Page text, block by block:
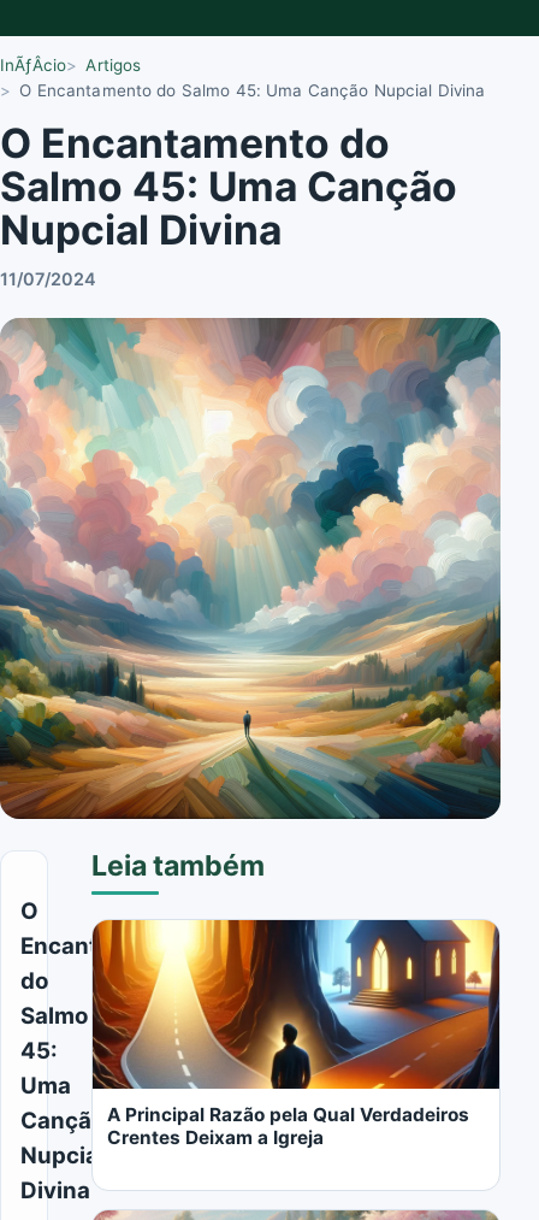
InÃƒÂ­cio
Artigos
O Encantamento do Salmo 45: Uma Canção Nupcial Divina
O Encantamento do
Salmo 45: Uma Canção
Nupcial Divina
11/07/2024
O
Encantamento
do
Salmo
45:
Uma
Canção
Nupcial
Divina
Leia também
A Principal Razão pela Qual Verdadeiros
Crentes Deixam a Igreja